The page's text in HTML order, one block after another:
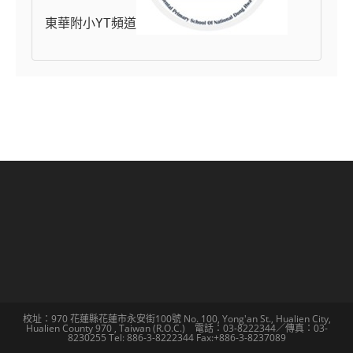
東華附小YT頻道
校址：970 花蓮縣花蓮市永安街100號 No. 100, Yong'an St., Hualien City,
Hualien County 970 , Taiwan (R.O.C.) 電話：03-8222344／傳真：03-
8230255 Tel: 886-3-8222344 Fax:+886-3-8237089